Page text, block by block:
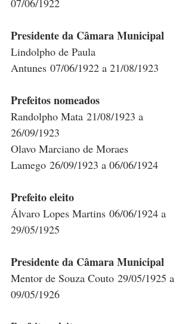
07/06/1922
Presidente da Câmara Municipal
Lindolpho de Paula
Antunes 07/06/1922 a 21/08/1923
Prefeitos nomeados
Randolpho Mata 21/08/1923 a
26/09/1923
Olavo Marciano de Moraes
Lamego 26/09/1923 a 06/06/1924
Prefeito eleito
Álvaro Lopes Martins 06/06/1924 a
29/05/1925
Presidente da Câmara Municipal
Mentor de Souza Couto 29/05/1925 a
09/05/1926